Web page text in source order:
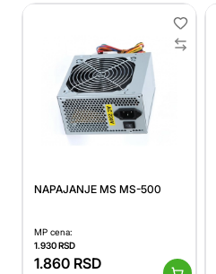
NAPAJANJE MS MS-500
MP cena:
1.930RSD
1.860 RSD